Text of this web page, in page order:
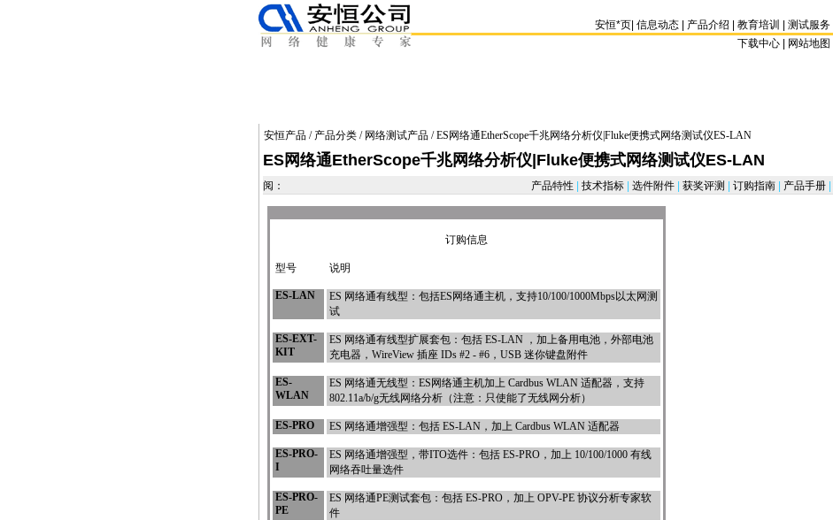
安恒*页 信息动态 产品介绍 教育培训 测试服务
下载中心 | 网站地图 |
安恒产品 / 产品分类 / 网络测试产品 / ES网络通EtherScope千兆网络分析仪|Fluke便携式网络测试仪ES-LAN
ES网络通EtherScope千兆网络分析仪|Fluke便携式网络测试仪ES-LAN
阅： 产品特性 技术指标 选件附件 获奖评测 订购指南 产品手册
订购信息
型号 说明
ES-LAN
ES 网络通有线型：包括ES网络通主机，支持10/100/1000Mbps以太网测
试
ES-EXT-
KIT
ES 网络通有线型扩展套包：包括 ES-LAN ，加上备用电池，外部电池
充电器，WireView 插座 IDs #2 - #6，USB 迷你键盘附件
ES-
WLAN
ES 网络通无线型：ES网络通主机加上 Cardbus WLAN 适配器，支持
802.11a/b/g无线网络分析（注意：只使能了无线网分析）
ES-PRO ES 网络通增强型：包括 ES-LAN ，加上 Cardbus WLAN 适配器
ES-PRO-
I
ES 网络通增强型，带ITO选件：包括 ES-PRO，加上 10/100/1000 有线
网络吞吐量选件
ES-PRO-
PE
ES 网络通PE测试套包：包括 ES-PRO，加上 OPV-PE 协议分析专家软
件